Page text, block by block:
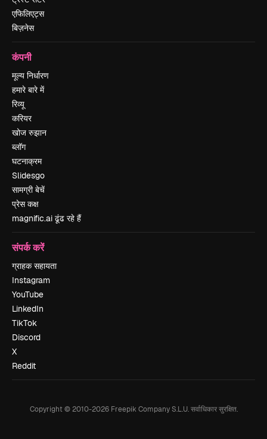
एफिलिएट्स
बिज़नेस
कंपनी
मूल्य निर्धारण
हमारे बारे में
रिव्यू
करियर
खोज रुझान
ब्लॉग
घटनाक्रम
Slidesgo
सामग्री बेचें
प्रेस कक्ष
magnific.ai ढूंढ रहे हैं
संपर्क करें
ग्राहक सहायता
Instagram
YouTube
LinkedIn
TikTok
Discord
X
Reddit
Copyright © 2010-2026Freepik Company S.L.U. सर्वाधिकार सुरक्षित.